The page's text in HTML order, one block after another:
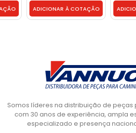
ADICIONAR À COTAÇÃO
Somos líderes na distribuição de
com 30 anos de experiência, ampla
especializado e presença